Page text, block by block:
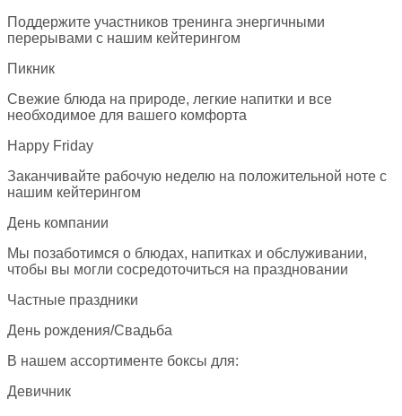
Поддержите участников тренинга энергичными
перерывами с нашим кейтерингом
Пикник
Свежие блюда на природе, легкие напитки и все
необходимое для вашего комфорта
Happy Friday
Заканчивайте рабочую неделю на положительной ноте с
нашим кейтерингом
День компании
Мы позаботимся о блюдах, напитках и обслуживании,
чтобы вы могли сосредоточиться на праздновании
Частные праздники
День рождения/Свадьба
В нашем ассортименте боксы для:
Девичник